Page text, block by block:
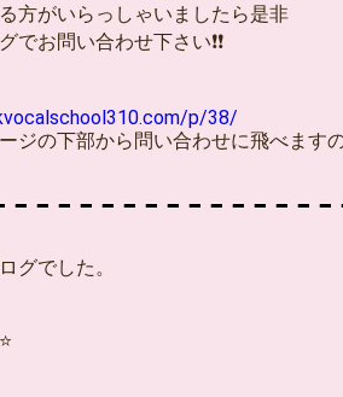
方がいらっしゃいましたら是非
でお問い合わせ下さい❗❗
p/38/
ジの下部から問い合わせに飛べます
グでした。